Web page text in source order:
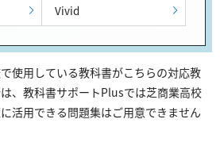
Vivid
使用している教科書がこちらの対応教
、教科書サポートPlusでは芝商業高校
活用できる問題集はご用意できません